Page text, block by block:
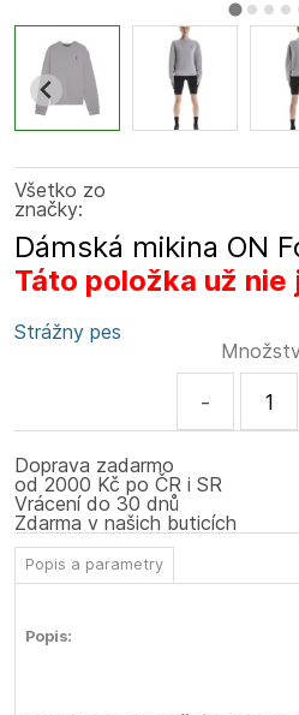
Všetko zo
značky:
Dámská mikina ON
Táto položka už nie
Strážny pes
-
Doprava zadarmo
od 2000 Kč po ČR i SR
Vrácení do 30 dnů
Zdarma v našich buticích
Popis a parametry
Popis: